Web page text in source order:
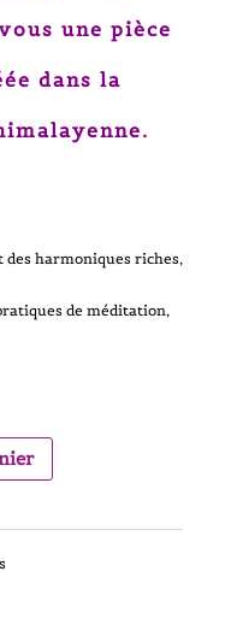
une pièce
dans la
harmoniques riches,
de méditation,